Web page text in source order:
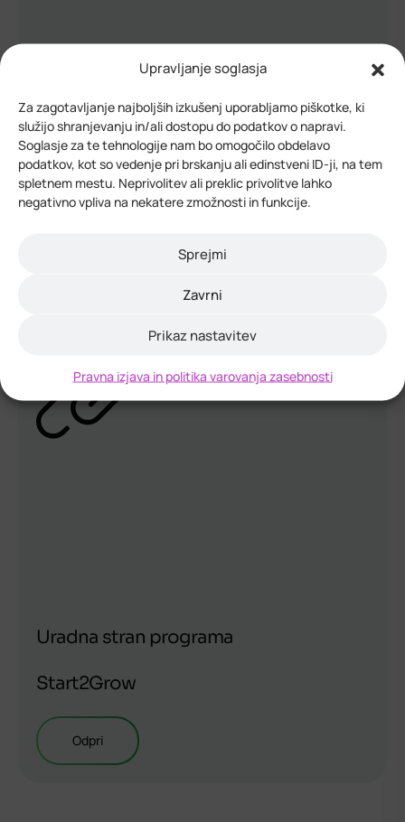
Upravljanje soglasja
Za zagotavljanje najboljših izkušenj uporabljamo piškotke, ki
služijo shranjevanju in/ali dostopu do podatkov o napravi.
Soglasje za te tehnologije nam bo omogočilo obdelavo
podatkov, kot so vedenje pri brskanju ali edinstveni ID-ji, na tem
spletnem mestu. Neprivolitev ali preklic privolitve lahko
negativno vpliva na nekatere zmožnosti in funkcije.
Sprejmi
Zavrni
Prikaz nastavitev
Pravna izjava in politika varovanja zasebnosti
Javni poziv JPMŽ 2025–2029
Podpora mladim podjetnikom začetnikom in
Uradna stran programa
Start2Grow
Odpri